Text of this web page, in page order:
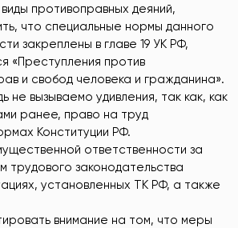
противоправных деяний,
что специальные нормы данного
закреплены в главе 19 УК РФ,
«Преступления против
и свобод человека и гражданина».
не вызываемо удивления, так как, как
ранее, право на труд
Конституции РФ.
ответственности за
трудового законодательства
установленных ТК РФ, а также
внимание на том, что меры